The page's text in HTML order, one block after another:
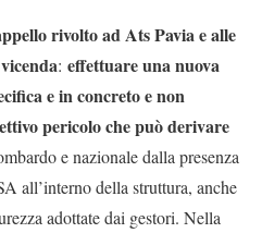
ppello rivolto ad Ats Pavia e alle
: effettuare una nuova
e in concreto e non
pericolo che può derivare
e nazionale dalla presenza
all’interno della struttura, anche
adottate dai gestori. Nella